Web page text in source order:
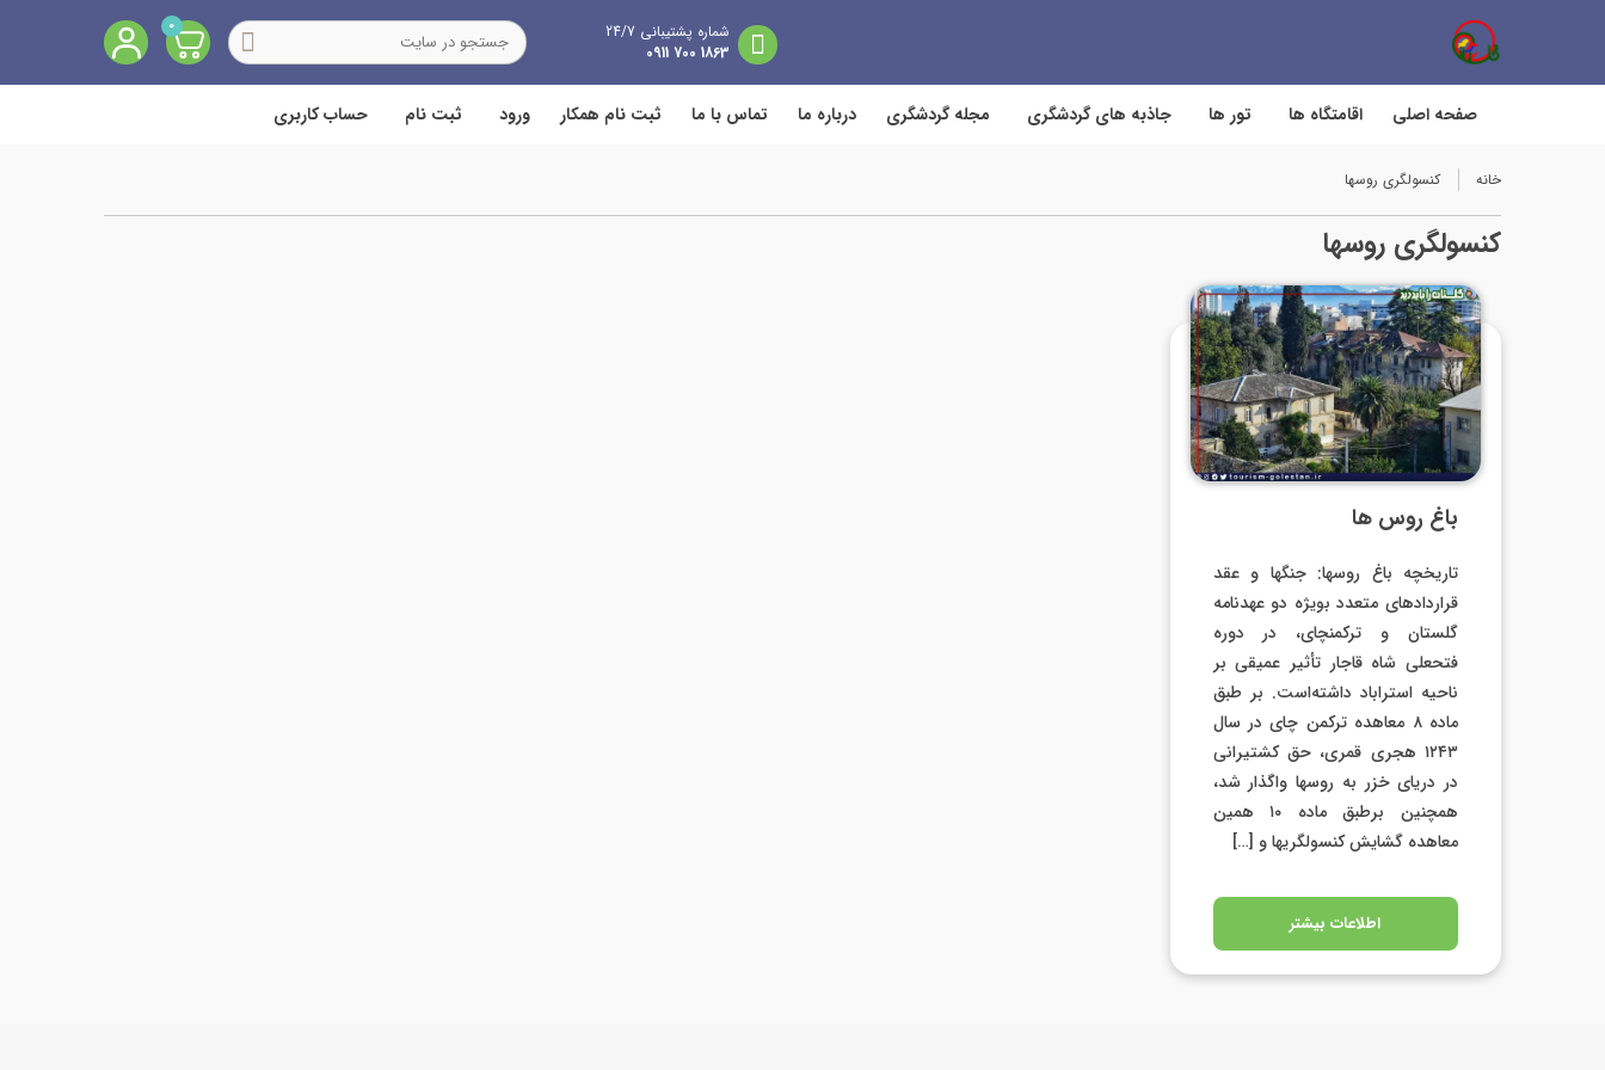
شماره پشتیبانی 24/7
1863 700 0911
0
صفحه اصلی اقامتگاه ها تور ها جاذبه های گردشگری مجله گردشگری درباره ما تماس با ما ثبت نام همکار ورود ثبت نام حساب کاربری
خانه کنسولگری روسها
کنسولگری روسها
باغ روس ها
تاریخچه باغ روسها: جنگها و عقد
قراردادهای متعدد بویژه دو عهدنامه
گلستان و ترکمنچای، در دوره
فتحعلی شاه قاجار تأثیر عمیقی بر
ناحیه استراباد داشته‌است. بر طبق
ماده ۸ معاهده ترکمن چای در سال
۱۲۴۳ هجری قمری، حق کشتیرانی
در دریای خزر به روسها واگذار شد،
همچنین برطبق ماده ۱۰ همین
معاهده گشایش کنسولگریها و […]
اطلاعات بیشتر